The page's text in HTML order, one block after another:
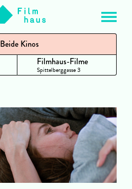
Beide Kinos
Filmhaus-Filme
Spittelberggasse 3